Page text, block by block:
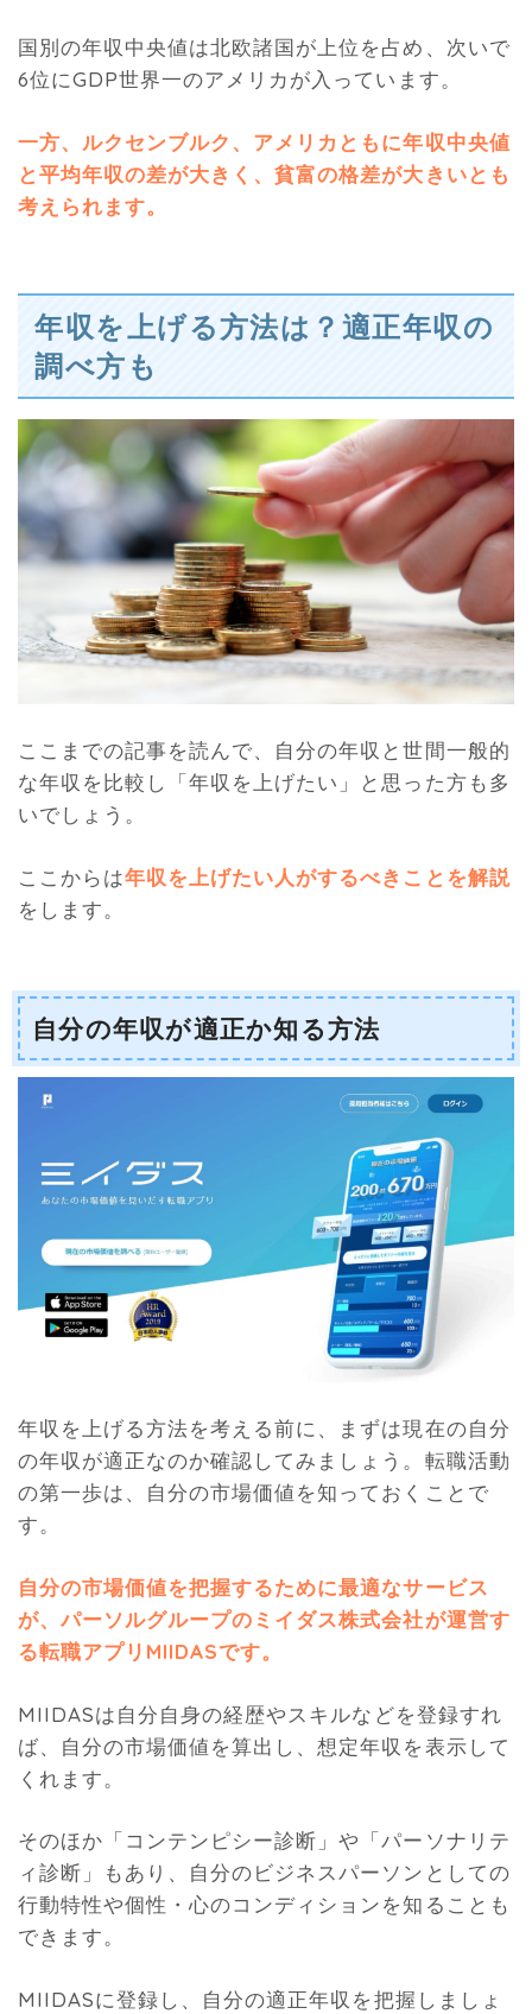
国別の年収中央値は北欧諸国が上位を占め、次いで
6位にGDP世界一のアメリカが入っています。
一方、ルクセンブルク、アメリカともに年収中央値
と平均年収の差が大きく、貧富の格差が大きいとも
考えられます。
年収を上げる方法は？適正年収の
調べ方も
ここまでの記事を読んで、自分の年収と世間一般的
な年収を比較し「年収を上げたい」と思った方も多
いでしょう。
ここからは年収を上げたい人がするべきことを解説
をします。
自分の年収が適正か知る方法
年収を上げる方法を考える前に、まずは現在の自分
の年収が適正なのか確認してみましょう。転職活動
の第一歩は、自分の市場価値を知っておくことで
す。
自分の市場価値を把握するために最適なサービス
が、パーソルグループのミイダス株式会社が運営す
る転職アプリMIIDASです。
MIIDASは自分自身の経歴やスキルなどを登録すれ
ば、自分の市場価値を算出し、想定年収を表示して
くれます。
そのほか「コンテンピシー診断」や「パーソナリテ
ィ診断」もあり、自分のビジネスパーソンとしての
行動特性や個性・心のコンディションを知ることも
できます。
MIIDASに登録し、自分の適正年収を把握しましょ